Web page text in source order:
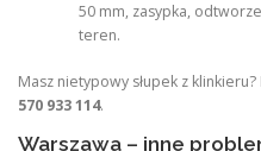
50 mm, zasypka,
teren.
Masz nietypowy słupek z
570 933 114.
Warszawa – inne